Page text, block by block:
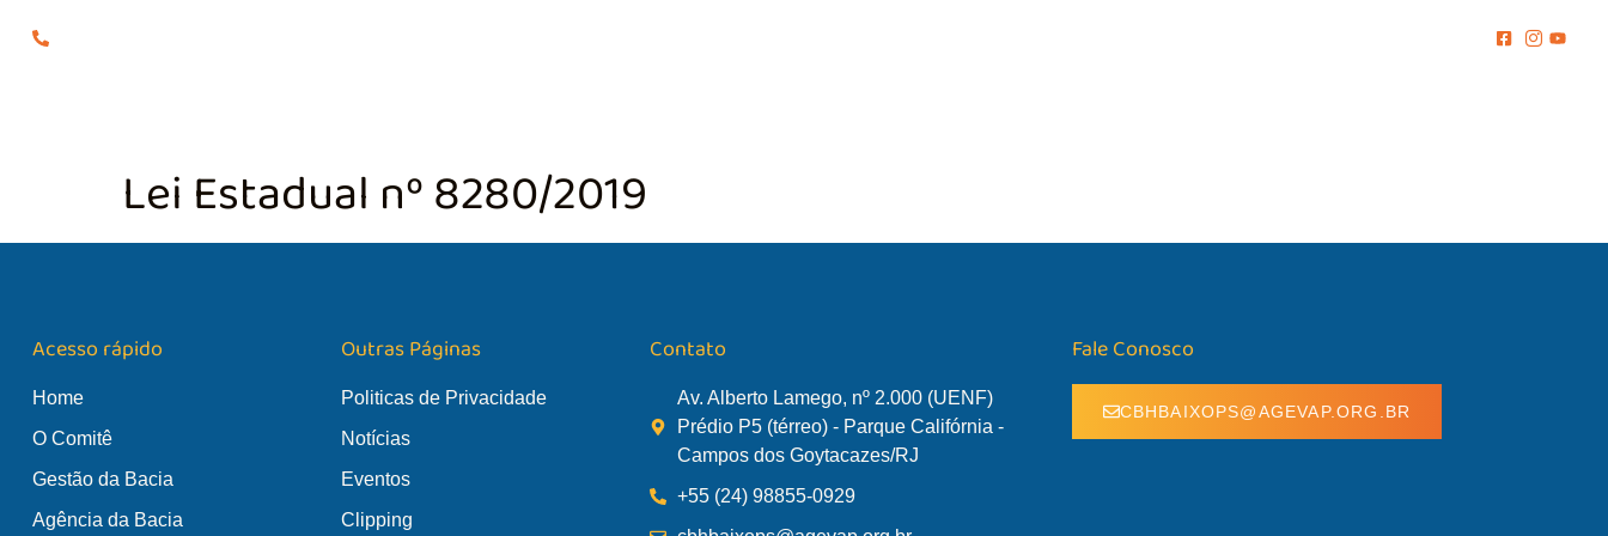
Lei Estadual nº 8280/2019
Acesso rápido
Home
O Comitê
Gestão da Bacia
Agência da Bacia
Outras Páginas
Politicas de Privacidade
Notícias
Eventos
Clipping
Contato
Av. Alberto Lamego, nº 2.000 (UENF)
Prédio P5 (térreo) - Parque Califórnia -
Campos dos Goytacazes/RJ
+55 (24) 98855-0929
Fale Conosco
CBHBAIXOPS@AGEVAP.ORG.BR